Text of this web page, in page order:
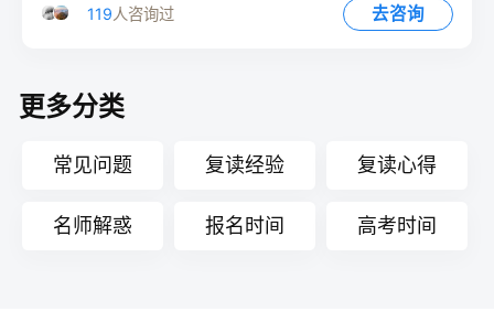
119人咨询过 去咨询
更多分类
常见问题 复读经验 复读心得
名师解惑 报名时间 高考时间